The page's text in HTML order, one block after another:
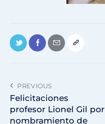
PREVIOUS
Felicitaciones
profesor Lionel Gil por
nombramiento de